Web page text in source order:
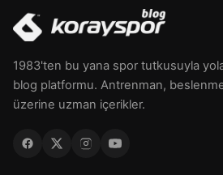
1983'ten bu yana spor tutkusuyla
blog platformu. Antrenman, beslenme
üzerine uzman içerikler.